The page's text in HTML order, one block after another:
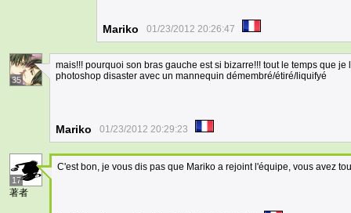
Mariko 01/23/2012 20:26:47
35
mais!!! pourquoi son bras gauche est si bizarre!!! tout le temps que
photoshop disaster avec un mannequin démembré/étiré/liquifyé
Mariko 01/23/2012 20:29:23
17
著者
C'est bon, je vous dis pas que Mariko a rejoint l'équipe, vous avez